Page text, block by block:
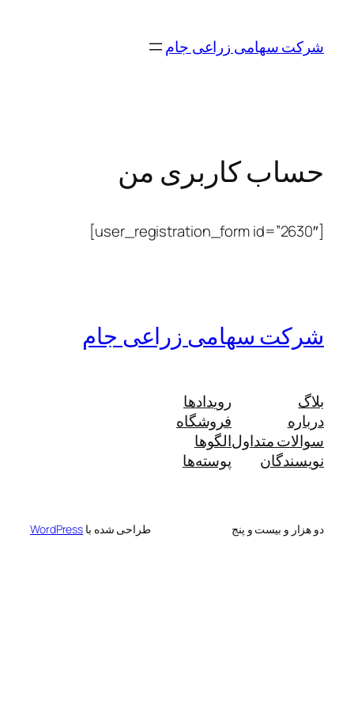
محتواشرکت سهامی زراعی جام
حساب کاربری من
[user_registration_form id=”2630″]
شرکت سهامی زراعی جام
بلاگ
درباره
سوالات متداول
نویسندگان
رویدادها
فروشگاه
الگوها
پوسته‌ها
دو هزار و بیست و پنج طراحی شده با WordPress